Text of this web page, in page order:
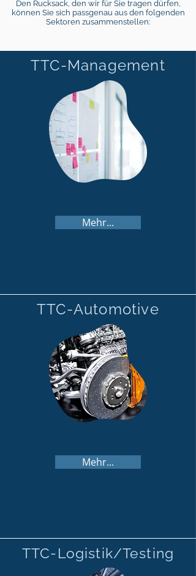
Den Rucksack, den wir für Sie tragen dürfen,
können Sie sich passgenau aus den folgenden
Sektoren zusammenstellen:
TTC-Management
Mehr...
TTC-Automotive
Mehr...
TTC-Logistik/Testing